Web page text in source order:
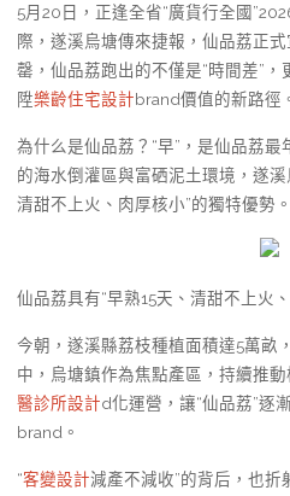
5月20日，正逢全省“廣貨行全國
際，遂溪烏塘傳來捷報，仙品荔正
罄，仙品荔跑出的不僅是“時間差”
陞樂齡住宅設計brand價值的新路徑
為什么是仙品荔？“早”，是仙品荔
的海水倒灌區與富硒泥土環境，遂溪
清甜不上火、肉厚核小”的獨特優勢。
仙品荔具有“早熟15天、清甜不上火
今朝，遂溪縣荔枝種植面積達5萬畝
中，烏塘鎮作為焦點產區，持續推
醫診所設計d化運營，讓“仙品荔”逐
brand。
“客變設計減產不減收”的背后，也折